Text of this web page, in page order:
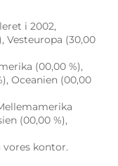
i 2002,
Vesteuropa (30,00
(00,00 %),
Oceanien (00,00
(00,00 %),
vores kontor.